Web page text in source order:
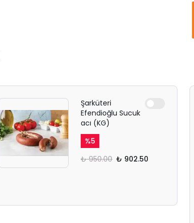
Şarküteri
Efendioğlu Sucuk
acı (KG)
%5
₺ 950.00 ₺ 902.50